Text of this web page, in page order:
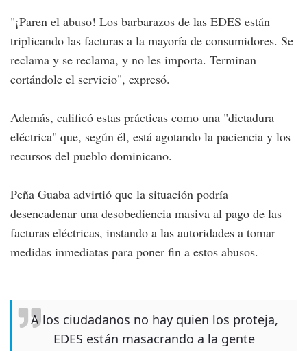
"¡Paren el abuso! Los barbarazos de las EDES están
triplicando las facturas a la mayoría de consumidores. Se
reclama y se reclama, y no les importa. Terminan
cortándole el servicio", expresó.
Además, calificó estas prácticas como una "dictadura
eléctrica" que, según él, está agotando la paciencia y los
recursos del pueblo dominicano.
Peña Guaba advirtió que la situación podría
desencadenar una desobediencia masiva al pago de las
facturas eléctricas, instando a las autoridades a tomar
medidas inmediatas para poner fin a estos abusos.
A los ciudadanos no hay quien los proteja,
EDES están masacrando a la gente